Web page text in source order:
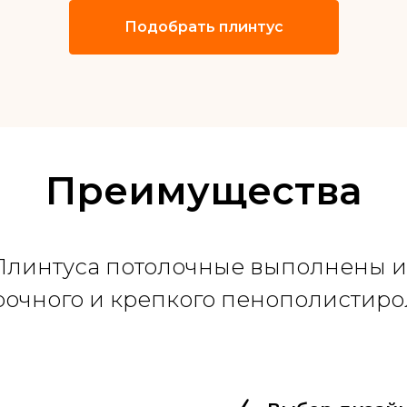
Подобрать плинтус
Преимущества
потолочные выполнены
и крепкого